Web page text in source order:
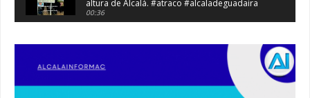
altura de Alcalá. #atraco #alcaladeguadaira
00:36
Alcalá. #policia #narcos
Primeras 191 viviendas VPO en Alcalá de
Guadaíra. #alcaladeguadaira #vivienda #vpo